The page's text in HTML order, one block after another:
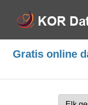
Gratis online